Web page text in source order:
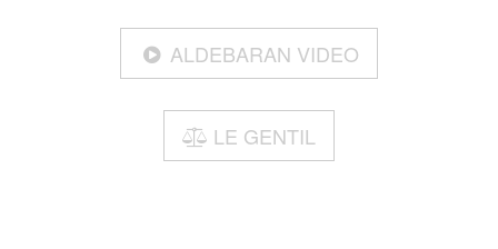
ALDEBARAN VIDEO
LE GENTIL